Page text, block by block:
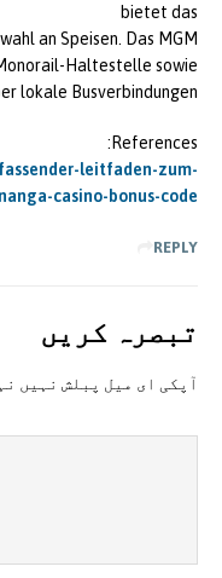
bietet das
an Speisen. Das MGM
Haltestelle sowie
lokale Busverbindungen.
References:
leitfaden-zum-
casino-bonus-code/
REPLY
تبصرہ کريں
آپکی ای ميل پبلش نہيں